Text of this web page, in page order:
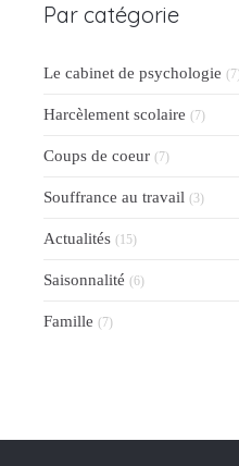
Par catégorie
Le cabinet de psychologie
Harcèlement scolaire (7)
Coups de coeur (7)
Souffrance au travail (3)
Actualités (15)
Saisonnalité (6)
Famille (7)